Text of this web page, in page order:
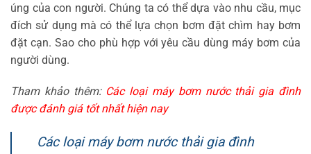
úng của con người. Chúng ta có thể dựa vào nhu cầu, mục
đích sử dụng mà có thể lựa chọn bơm đặt chìm hay bơm
đặt cạn. Sao cho phù hợp với yêu cầu dùng máy bơm của
người dùng.
Tham khảo thêm: Các loại máy bơm nước thải gia đình
được đánh giá tốt nhất hiện nay
Các loại máy bơm nước thải gia đình